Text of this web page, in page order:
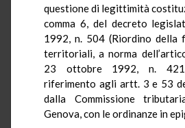
questione di legittimità
comma 6, del decreto
1992, n. 504 (Riordino della
territoriali, a norma
23 ottobre 1992, n.
riferimento agli artt. 3 e 53
dalla Commissione
Genova, con le ordinanze in